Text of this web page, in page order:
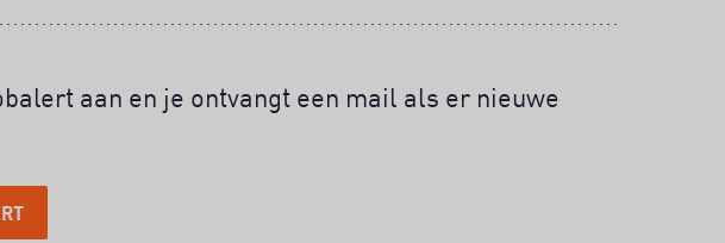
aan en je ontvangt een mail als er nieuwe